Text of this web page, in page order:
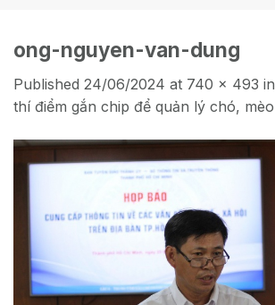
ong-nguyen-van-dung
Published 24/06/2024 at 740 × 493 in
thí điểm gắn chip để quản lý chó, mèo